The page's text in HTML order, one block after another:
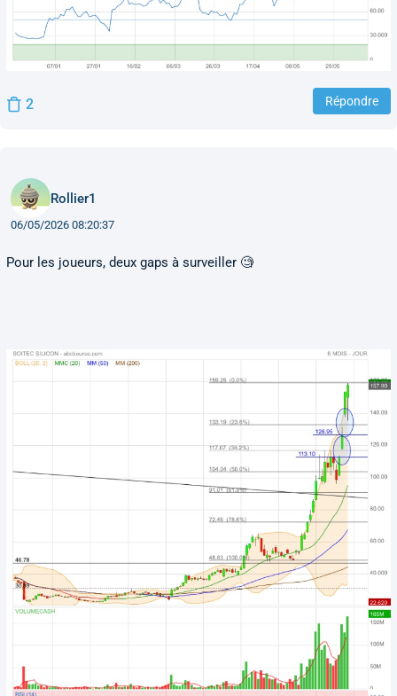
2 Répondre
Rollier1
06/05/2026 08:20:37
Pour les joueurs, deux gaps à surveiller 🧐